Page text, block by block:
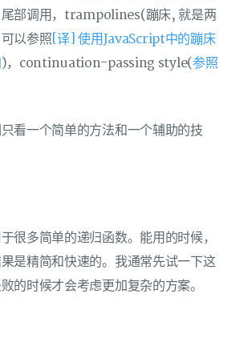
尾部调用，trampolines(蹦床, 就是两
以参照[译] 使用JavaScript中的蹦床
)，continuation-passing style(参照
看一个简单的方法和一个辅助的技
很多简单的递归函数。能用的时候，
是精简和快速的。我通常先试一下这
的时候才会考虑更加复杂的方案。